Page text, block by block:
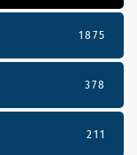
1875
378
211